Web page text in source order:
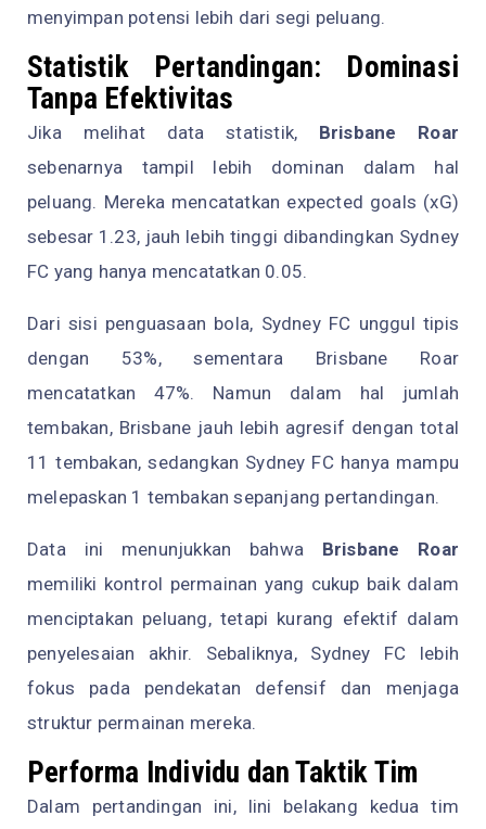
menyimpan potensi lebih dari segi peluang.
Statistik Pertandingan: Dominasi
Tanpa Efektivitas
Jika melihat data statistik, Brisbane Roar
sebenarnya tampil lebih dominan dalam hal
peluang. Mereka mencatatkan expected goals (xG)
sebesar 1.23, jauh lebih tinggi dibandingkan Sydney
FC yang hanya mencatatkan 0.05.
Dari sisi penguasaan bola, Sydney FC unggul tipis
dengan 53%, sementara Brisbane Roar
mencatatkan 47%. Namun dalam hal jumlah
tembakan, Brisbane jauh lebih agresif dengan total
11 tembakan, sedangkan Sydney FC hanya mampu
melepaskan 1 tembakan sepanjang pertandingan.
Data ini menunjukkan bahwa Brisbane Roar
memiliki kontrol permainan yang cukup baik dalam
menciptakan peluang, tetapi kurang efektif dalam
penyelesaian akhir. Sebaliknya, Sydney FC lebih
fokus pada pendekatan defensif dan menjaga
struktur permainan mereka.
Performa Individu dan Taktik Tim
Dalam pertandingan ini, lini belakang kedua tim